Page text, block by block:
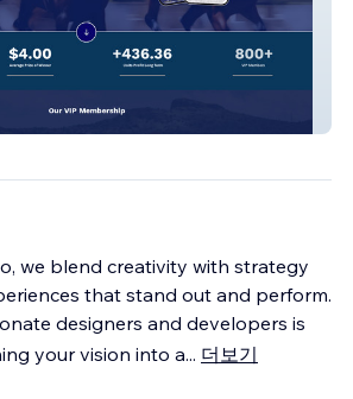
we blend creativity with strategy
that stand out and perform.
designers and developers is
your vision into a... 더보기